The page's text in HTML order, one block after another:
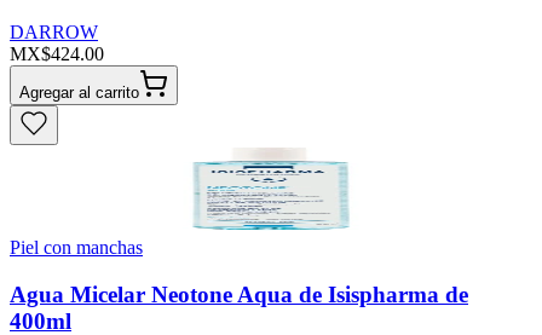
DARROW
MX$424.00
Agregar al carrito
Piel con manchas
Agua Micelar Neotone Aqua de Isispharma de
400ml